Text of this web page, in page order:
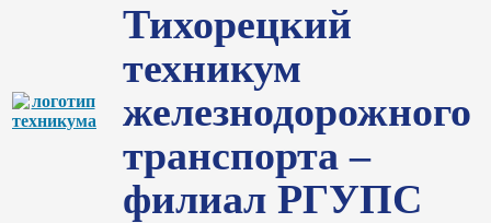
Тихорецкий
техникум
железнодорожного
транспорта –
филиал РГУПС